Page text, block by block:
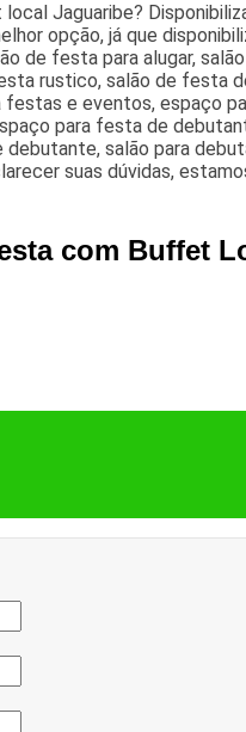
Jaguaribe?
opção, já que
de festa para alugar,
rustico, salão de festa
e eventos, espaço
para festa de
salão para
suas dúvidas,
com Buffet